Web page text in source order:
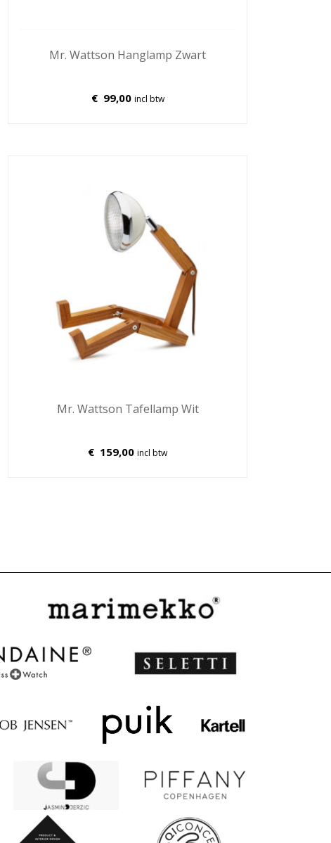
Mr. Wattson Hanglamp Zwart
€ 99,00 incl btw
Mr. Wattson Tafellamp Wit
€ 159,00 incl btw